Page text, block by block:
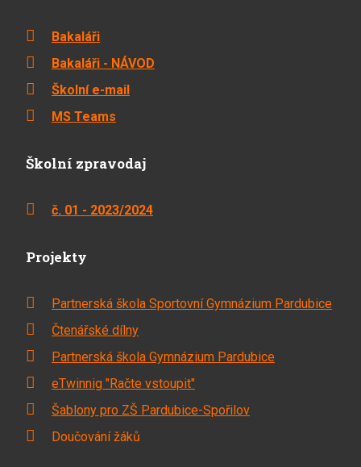
Bakaláři
Bakaláři - NÁVOD
Školní e-mail
MS Teams
Školní zpravodaj
č. 01 - 2023/2024
Projekty
Partnerská škola Sportovní Gymnázium Pardubice
Čtenářské dílny
Partnerská škola Gymnázium Pardubice
eTwinnig "Račte vstoupit"
Šablony pro ZŠ Pardubice-Spořilov
Doučování žáků